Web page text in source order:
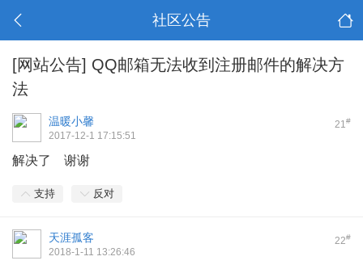
社区公告
[网站公告] QQ邮箱无法收到注册邮件的解决方
法
21#
温暖小馨
2017-12-1 17:15:51
解决了 谢谢
支持 反对
22#
天涯孤客
2018-1-11 13:26:46